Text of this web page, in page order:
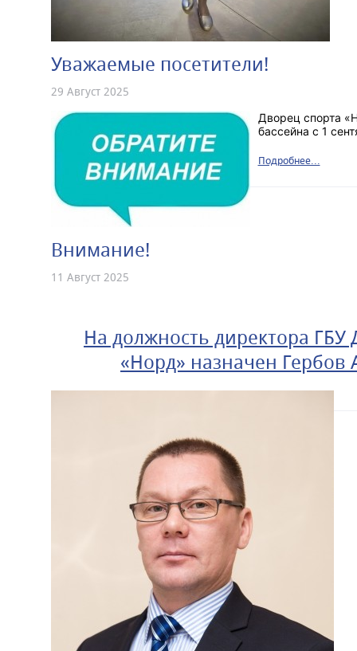
Уважаемые посетители!
29 Август 2025
Дворец спорта
бассейна с 1
Подробнее...
Внимание!
11 Август 2025
На должность директора
«Норд» назначен Гербов